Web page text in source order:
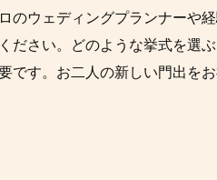
のウェディングプランナーや
ください。どのような挙式を選
です。お二人の新しい門出を